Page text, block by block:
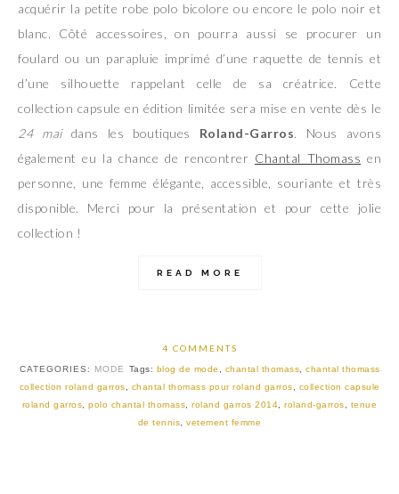
acquérir la petite robe polo bicolore ou encore le polo noir et
blanc. Côté accessoires, on pourra aussi se procurer un
foulard ou un parapluie imprimé d’une raquette de tennis et
d’une silhouette rappelant celle de sa créatrice. Cette
collection capsule en édition limitée sera mise en vente dès le
24 maidans les boutiques Roland-Garros. Nous avons
également eu la chance de rencontrer Chantal Thomass en
personne, une femme élégante, accessible, souriante et très
disponible. Merci pour la présentation et pour cette jolie
collection !
READ MORE
4 COMMENTS
CATEGORIES: MODE Tags: blog de mode , chantal thomass, chantal thomass
collection roland garros, chantal thomass pour roland garros, collection capsule
roland garros,polo chantal thomass,roland garros 2014,roland-garros, tenue
de tennis,vetement femme